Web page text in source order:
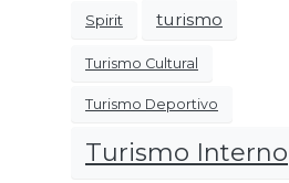
Spirit turismo
Turismo Cultural
Turismo Deportivo
Turismo Interno